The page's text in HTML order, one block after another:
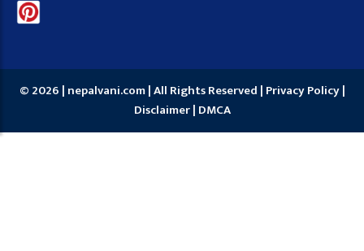
© 2026 | nepalvani.com | All Rights Reserved | Privacy Policy|
Disclaimer| DMCA